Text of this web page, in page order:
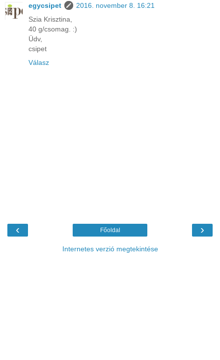
egycsipet
2016. november 8. 16:21
Szia Krisztina,
40 g/csomag. :)
Üdv,
csipet
Válasz
‹ ›
Főoldal
Internetes verzió megtekintése